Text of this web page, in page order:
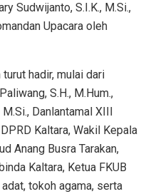
Sudwijanto, S.I.K., M.Si.,
Upacara oleh
hadir, mulai dari
S.H., M.Hum.,
Danlantamal XIII
Kaltara, Wakil Kepala
Anang Busra Tarakan,
Kaltara, Ketua FKUB
tokoh agama, serta